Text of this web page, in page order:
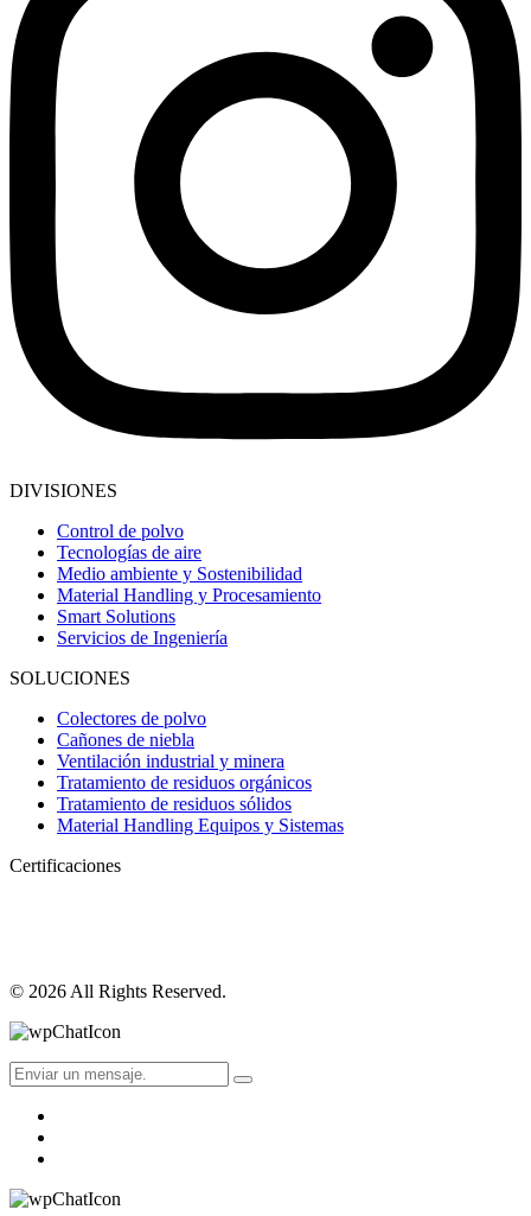
DIVISIONES
Control de polvo
Tecnologías de aire
Medio ambiente y Sostenibilidad
Material Handling y Procesamiento
Smart Solutions
Servicios de Ingeniería
SOLUCIONES
Colectores de polvo
Cañones de niebla
Ventilación industrial y minera
Tratamiento de residuos orgánicos
Tratamiento de residuos sólidos
Material Handling Equipos y Sistemas
Certificaciones
© 2026 All Rights Reserved.